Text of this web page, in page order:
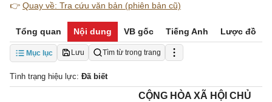
👉 Quay về: Tra cứu văn bản (phiên bản cũ)
Tổng quan Nội dung VB gốc Tiếng Anh Lược đồ
Mục lục Lưu Tìm từ trong trang
Tình trạng hiệu lực: Đã biết
CỘNG HÒA XÃ HỘI CHỦ